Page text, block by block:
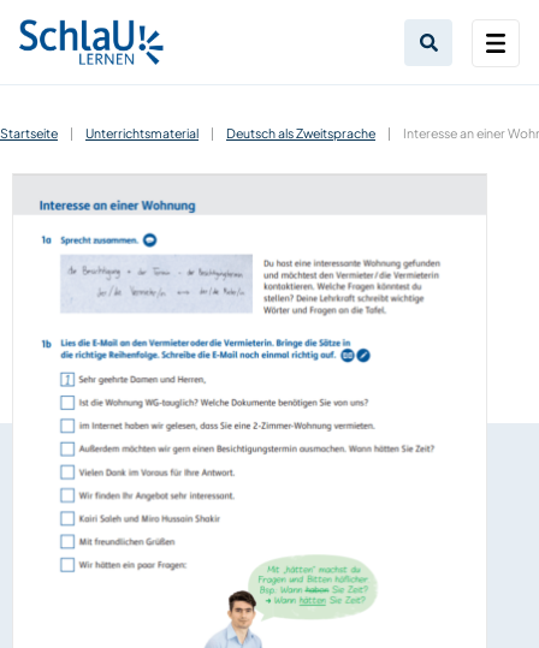
Startseite | Unterrichtsmaterial | Deutsch als Zweitsprache | Interesse an einer